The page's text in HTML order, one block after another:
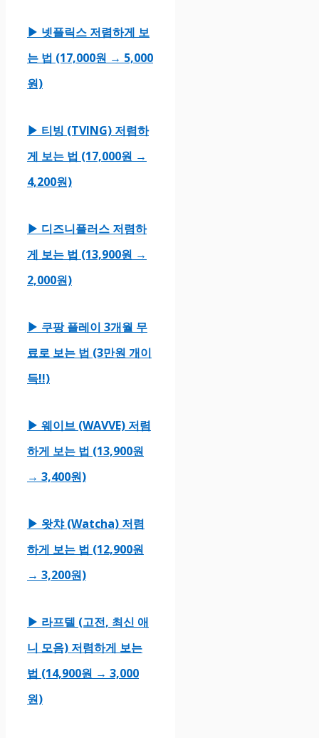
▶ 넷플릭스 저렴하게 보
는 법 (17,000원 → 5,000
원)
▶ 티빙 (TVING) 저렴하
게 보는 법 (17,000원 →
4,200원)
▶ 디즈니플러스 저렴하
게 보는 법 (13,900원 →
2,000원)
▶ 쿠팡 플레이 3개월 무
료로 보는 법 (3만원 개이
득!!)
▶ 웨이브 (WAVVE) 저렴
하게 보는 법 (13,900원
→ 3,400원)
▶ 왓챠 (Watcha) 저렴
하게 보는 법 (12,900원
→ 3,200원)
▶ 라프텔 (고전, 최신 애
니 모음) 저렴하게 보는
법 (14,900원 → 3,000
원)